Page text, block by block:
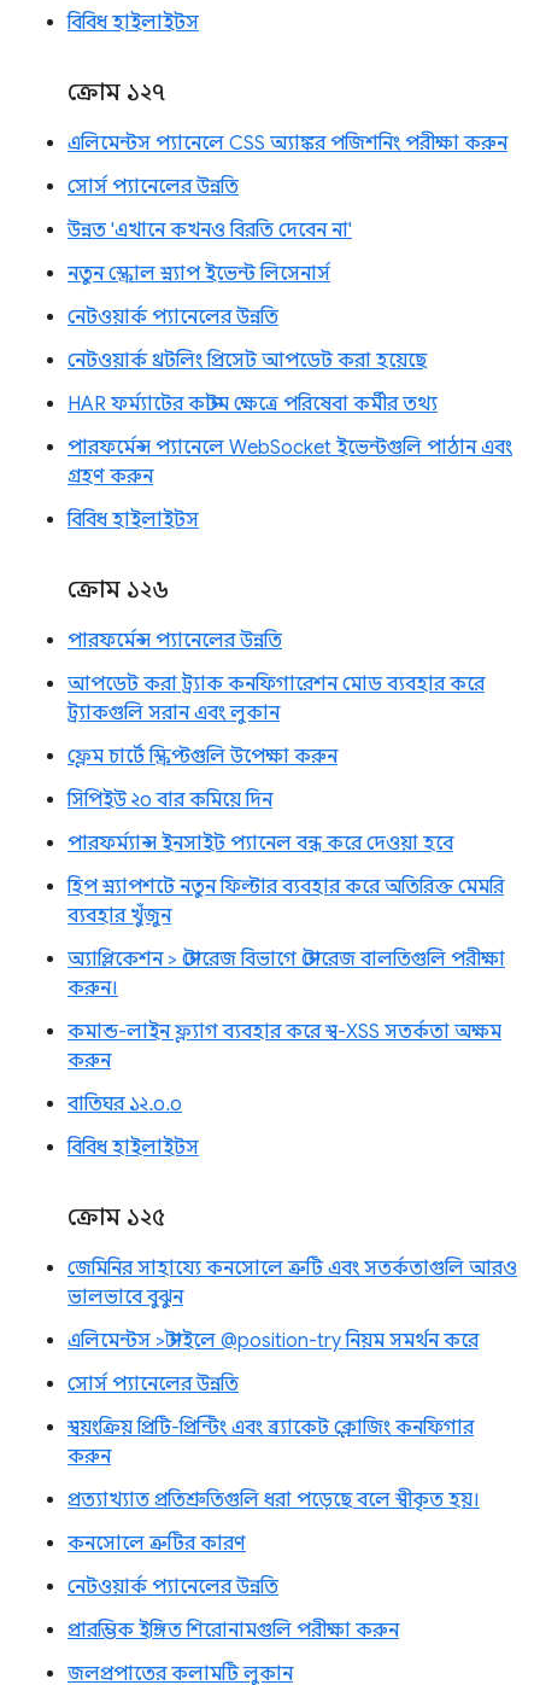
বিবিধ হাইলাইটস
ক্রোম ১২৭
এলিমেন্টস প্যানেলে CSS অ্যাঙ্কর পজিশনিং পরীক্ষা করুন
সোর্স প্যানেলের উন্নতি
উন্নত 'এখানে কখনও বিরতি দেবেন না'
নতুন স্ক্রোল স্ন্যাপ ইভেন্ট লিসেনার্স
নেটওয়ার্ক প্যানেলের উন্নতি
নেটওয়ার্ক থ্রটলিং প্রিসেট আপডেট করা হয়েছে
HAR ফর্ম্যাটের কাস্টম ক্ষেত্রে পরিষেবা কর্মীর তথ্য
পারফর্মেন্স প্যানেলে WebSocket ইভেন্টগুলি পাঠান এবং
গ্রহণ করুন
বিবিধ হাইলাইটস
ক্রোম ১২৬
পারফর্মেন্স প্যানেলের উন্নতি
আপডেট করা ট্র্যাক কনফিগারেশন মোড ব্যবহার করে
ট্র্যাকগুলি সরান এবং লুকান
ফ্লেম চার্টে স্ক্রিপ্টগুলি উপেক্ষা করুন
সিপিইউ ২০ বার কমিয়ে দিন
পারফর্ম্যান্স ইনসাইট প্যানেল বন্ধ করে দেওয়া হবে
হিপ স্ন্যাপশটে নতুন ফিল্টার ব্যবহার করে অতিরিক্ত মেমরি
ব্যবহার খুঁজুন
অ্যাপ্লিকেশন > স্টোরেজ বিভাগে স্টোরেজ বালতিগুলি পরীক্ষা
করুন।
কমান্ড-লাইন ফ্ল্যাগ ব্যবহার করে স্ব-XSS সতর্কতা অক্ষম
করুন
বাতিঘর ১২.০.০
বিবিধ হাইলাইটস
ক্রোম ১২৫
জেমিনির সাহায্যে কনসোলে ত্রুটি এবং সতর্কতাগুলি আরও
ভালভাবে বুঝুন
এলিমেন্টস > স্টাইলে @position-try নিয়ম সমর্থন করে
সোর্স প্যানেলের উন্নতি
স্বয়ংক্রিয় প্রিটি-প্রিন্টিং এবং ব্র্যাকেট ক্লোজিং কনফিগার
করুন
প্রত্যাখ্যাত প্রতিশ্রুতিগুলি ধরা পড়েছে বলে স্বীকৃত হয়।
কনসোলে ত্রুটির কারণ
নেটওয়ার্ক প্যানেলের উন্নতি
প্রারম্ভিক ইঙ্গিত শিরোনামগুলি পরীক্ষা করুন
জলপ্রপাতের কলামটি লুকান